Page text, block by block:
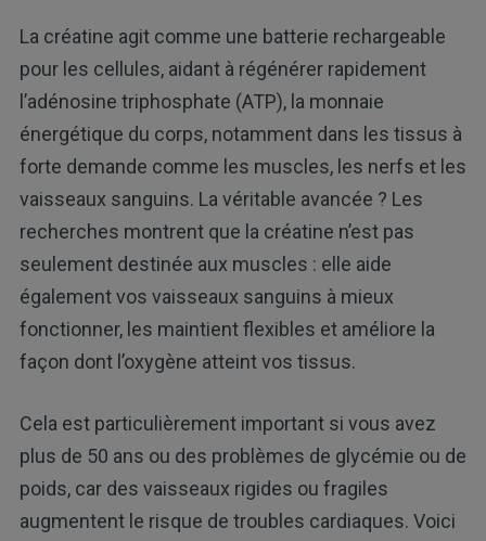
La créatine agit comme une batterie rechargeable
pour les cellules, aidant à régénérer rapidement
l’adénosine triphosphate (ATP), la monnaie
énergétique du corps, notamment dans les tissus à
forte demande comme les muscles, les nerfs et les
vaisseaux sanguins. La véritable avancée ? Les
recherches montrent que la créatine n’est pas
seulement destinée aux muscles : elle aide
également vos vaisseaux sanguins à mieux
fonctionner, les maintient flexibles et améliore la
façon dont l’oxygène atteint vos tissus.
Cela est particulièrement important si vous avez
plus de 50 ans ou des problèmes de glycémie ou de
poids, car des vaisseaux rigides ou fragiles
augmentent le risque de troubles cardiaques. Voici